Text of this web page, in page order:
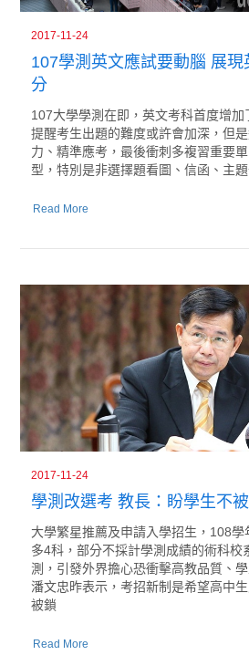
2017-11-24
107學測英文應試要動腦 展
分
107大學學測在即，英文考科首度增
提醒考生出題的難度或許會加深，但
力、精準應考，最後衝刺多複習重要
型，特別是非選擇題看圖、信函、主
Read More
2017-11-24
學測改選考 教長：盼學生不
大學繁星推薦及申請入學招生，108
多4科，部分不採計學測成績的術科校
測，引發外界擔心恐衝擊高教品質、
潘文忠昨表示，考招新制是希望高中
被鎖
Read More